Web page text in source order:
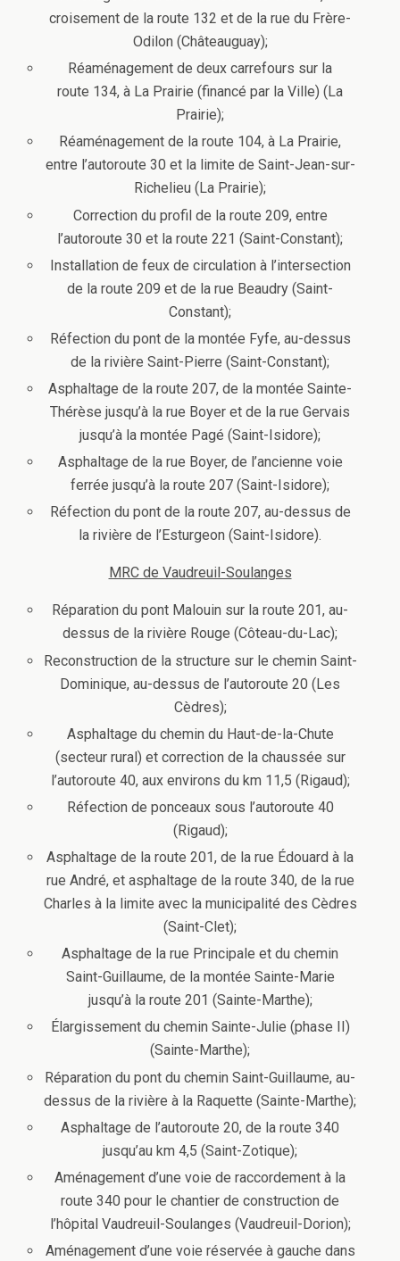
croisement de la route 132 et de la rue du Frère-
Odilon (Châteauguay);
Réaménagement de deux carrefours sur la
route 134, à La Prairie (financé par la Ville) (La
Prairie);
Réaménagement de la route 104, à La Prairie,
entre l’autoroute 30 et la limite de Saint-Jean-sur-
Richelieu (La Prairie);
Correction du profil de la route 209, entre
l’autoroute 30 et la route 221 (Saint-Constant);
Installation de feux de circulation à l’intersection
de la route 209 et de la rue Beaudry (Saint-
Constant);
Réfection du pont de la montée Fyfe, au-dessus
de la rivière Saint-Pierre (Saint-Constant);
Asphaltage de la route 207, de la montée Sainte-
Thérèse jusqu’à la rue Boyer et de la rue Gervais
jusqu’à la montée Pagé (Saint-Isidore);
Asphaltage de la rue Boyer, de l’ancienne voie
ferrée jusqu’à la route 207 (Saint-Isidore);
Réfection du pont de la route 207, au-dessus de
la rivière de l’Esturgeon (Saint-Isidore).
MRC de Vaudreuil-Soulanges
Réparation du pont Malouin sur la route 201, au-
dessus de la rivière Rouge (Côteau-du-Lac);
Reconstruction de la structure sur le chemin Saint-
Dominique, au-dessus de l’autoroute 20 (Les
Cèdres);
Asphaltage du chemin du Haut-de-la-Chute
(secteur rural) et correction de la chaussée sur
l’autoroute 40, aux environs du km 11,5 (Rigaud);
Réfection de ponceaux sous l’autoroute 40
(Rigaud);
Asphaltage de la route 201, de la rue Édouard à la
rue André, et asphaltage de la route 340, de la rue
Charles à la limite avec la municipalité des Cèdres
(Saint-Clet);
Asphaltage de la rue Principale et du chemin
Saint-Guillaume, de la montée Sainte-Marie
jusqu’à la route 201 (Sainte-Marthe);
Élargissement du chemin Sainte-Julie (phase II)
(Sainte-Marthe);
Réparation du pont du chemin Saint-Guillaume, au-
dessus de la rivière à la Raquette (Sainte-Marthe);
Asphaltage de l’autoroute 20, de la route 340
jusqu’au km 4,5 (Saint-Zotique);
Aménagement d’une voie de raccordement à la
route 340 pour le chantier de construction de
l’hôpital Vaudreuil-Soulanges (Vaudreuil-Dorion);
Aménagement d’une voie réservée à gauche dans